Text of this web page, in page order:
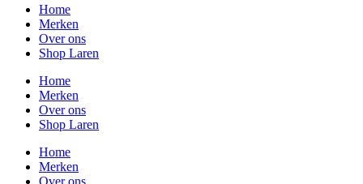
Home
Merken
Over ons
Shop Laren
Home
Merken
Over ons
Shop Laren
Home
Merken
Over ons